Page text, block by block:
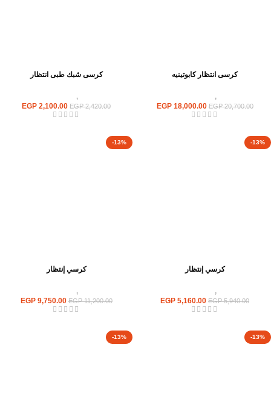
كرسى انتظار كابوتينيه
,
EGP20,700.00
EGP18,000.00
كرسى شبك طبى انتظار
,
EGP2,420.00
EGP 2,100.00
-13%
كرسي إنتظار
,
EGP5,940.00
EGP 5,160.00
-13%
كرسي إنتظار
,
EGP11,200.00
EGP9,750.00
-13%
-13%